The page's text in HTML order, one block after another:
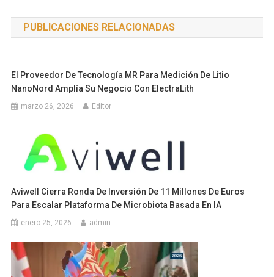
de
entradas
PUBLICACIONES RELACIONADAS
El Proveedor De Tecnología MR Para Medición De Litio
NanoNord Amplía Su Negocio Con ElectraLith
marzo 26, 2026 Editor
Aviwell Cierra Ronda De Inversión De 11 Millones De Euros
Para Escalar Plataforma De Microbiota Basada En IA
enero 25, 2026 admin